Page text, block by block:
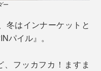
ー
冬はインナーケットと
パイル』。
フッカフカ！ますま